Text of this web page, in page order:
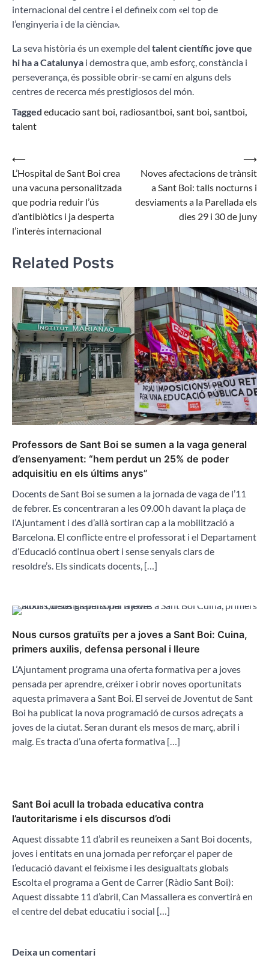
internacional del centre i el defineix com «el top de
l’enginyeria i de la ciència».
La seva història és un exemple del talent científic jove que
hi ha a Catalunya i demostra que, amb esforç, constància i
perseverança, és possible obrir-se camí en alguns dels
centres de recerca més prestigiosos del món.
Tagged educacio sant boi, radiosantboi, sant boi, santboi,
talent
Navegació
d'entrades
⟵
L’Hospital de Sant Boi crea
una vacuna personalitzada
que podria reduir l’ús
d’antibiòtics i ja desperta
l’interès internacional
Noves afectacions de trànsit
a Sant Boi: talls nocturns i
desviaments a la Parellada els
dies 29 i 30 de juny
⟶
Related Posts
Professors de Sant Boi se sumen a la vaga general
d’ensenyament: “hem perdut un 25% de poder
adquisitiu en els últims anys”
Docents de Sant Boi se sumen a la jornada de vaga de l’11
de febrer. Es concentraran a les 09.00 h davant la plaça de
l’Ajuntament i des d’allà sortiran cap a la mobilització a
Barcelona. El conflicte entre el professorat i el Departament
d’Educació continua obert i sense senyals clars de
resoldre’s. Els sindicats docents, […]
Nous cursos gratuïts per a joves a Sant Boi: Cuina,
primers auxilis, defensa personal i lleure
L’Ajuntament programa una oferta formativa per a joves
pensada per aprendre, créixer i obrir noves oportunitats
aquesta primavera a Sant Boi. El servei de Joventut de Sant
Boi ha publicat la nova programació de cursos adreçats a
joves de la ciutat. Seran durant els mesos de març, abril i
maig. Es tracta d’una oferta formativa […]
Sant Boi acull la trobada educativa contra
l’autoritarisme i els discursos d’odi
Aquest dissabte 11 d’abril es reuneixen a Sant Boi docents,
joves i entitats en una jornada per reforçar el paper de
l’educació davant el feixisme i les desigualtats globals
Escolta el programa a Gent de Carrer (Ràdio Sant Boi):
Aquest dissabte 11 d’abril, Can Massallera es convertirà en
el centre del debat educatiu i social […]
Deixa un comentari